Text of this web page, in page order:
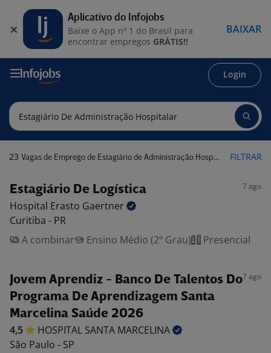
Login
23 Vagas de Emprego de Estagiário de Administração Hospitalar FILTRAR
Estagiário De Logística 7 ago
Hospital Erasto Gaertner
Curitiba - PR
A combinar
Ensino Médio (2º Grau) Presencial
Jovem Aprendiz - Banco De Talentos Do
Programa De Aprendizagem Santa
Marcelina Saúde 2026
7 ago
4,5 HOSPITAL SANTA MARCELINA
São Paulo - SP
Aplicativo do Infojobs
Baixe o App nº 1 do Brasil para
encontrar empregos GRÁTIS!!
BAIXAR